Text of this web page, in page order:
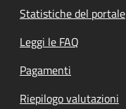
Statistiche del portale
Leggi le FAQ
Pagamenti
Riepilogo valutazioni